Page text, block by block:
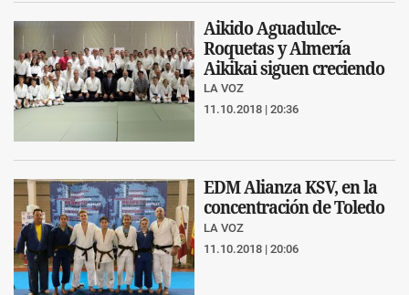
Aikido Aguadulce-
Roquetas y Almería
Aikikai siguen creciendo
LA VOZ
11.10.2018 | 20:36
EDM Alianza KSV, en la
concentración de Toledo
LA VOZ
11.10.2018 | 20:06